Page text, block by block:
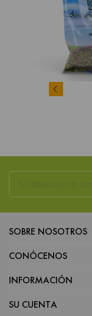
SOBRE NOSOTROS
CONÓCENOS
INFORMACIÓN
SU CUENTA